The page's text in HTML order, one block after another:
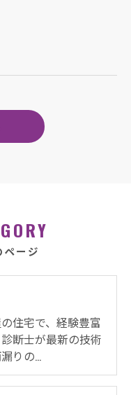
ージ
住宅で、経験豊富
断士が最新の技術
りの…